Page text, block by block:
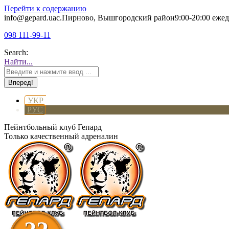
Перейти к содержанию
info@gepard.uaс.Пирново, Вышгородский район9:00-20:00
098 111-99-11
Search:
Найти...
УКР
РУС
Пейнтбольный клуб Гепард
Только качественный адреналин